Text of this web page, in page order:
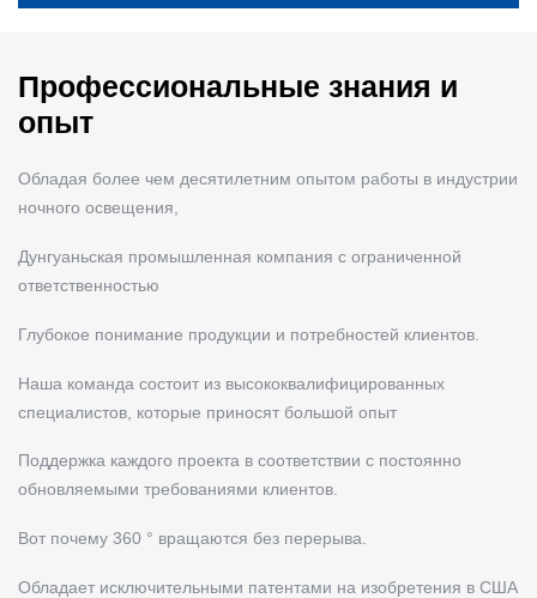
Профессиональные знания и
опыт
Обладая более чем десятилетним опытом работы в индустрии
ночного освещения,
Дунгуаньская промышленная компания с ограниченной
ответственностью
Глубокое понимание продукции и потребностей клиентов.
Наша команда состоит из высококвалифицированных
специалистов, которые приносят большой опыт
Поддержка каждого проекта в соответствии с постоянно
обновляемыми требованиями клиентов.
Вот почему 360 ° вращаются без перерыва.
Обладает исключительными патентами на изобретения в США